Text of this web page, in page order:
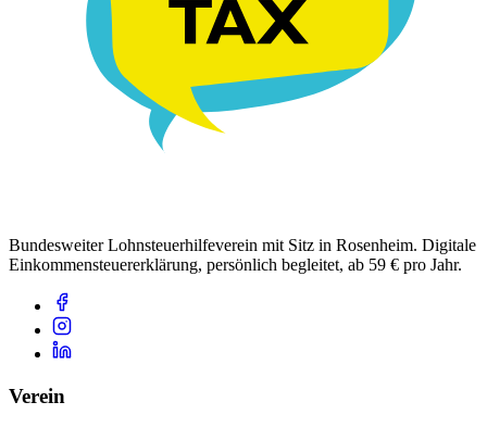
Bundesweiter Lohnsteuerhilfeverein mit Sitz in Rosenheim. Digitale
Einkommensteuererklärung, persönlich begleitet, ab 59 € pro Jahr.
Verein